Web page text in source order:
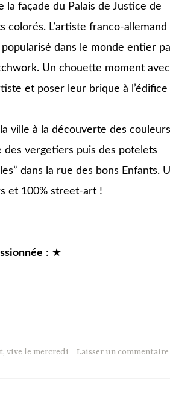
façade du Palais de Justice de
colorés. L’artiste franco-allemand
dans le monde entier
Un chouette moment avec
et poser leur brique à l’édifice
ville à la découverte des couleurs
vergetiers puis des potelets
dans la rue des bons Enfants.
et 100% street-art !
: ★
, vive le mercredi Laisser un commentaire